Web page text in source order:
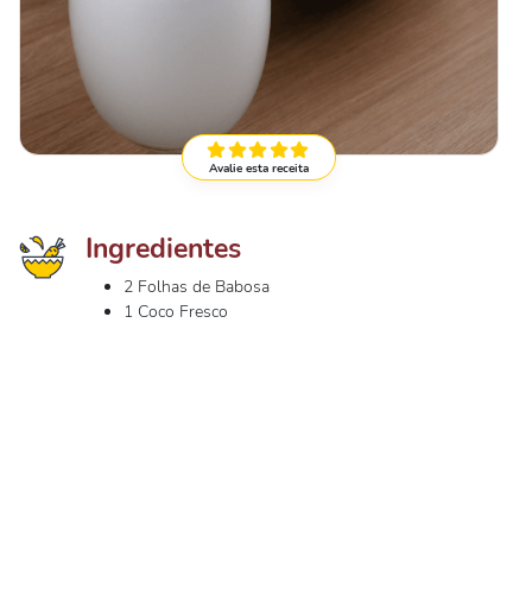
Avalie esta receita
Ingredientes
2 Folhas de Babosa
1 Coco Fresco